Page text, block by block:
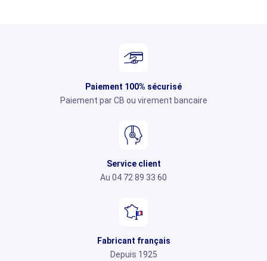
Paiement 100% sécurisé
Paiement par CB ou virement bancaire
Service client
Au 04 72 89 33 60
Fabricant français
Depuis 1925